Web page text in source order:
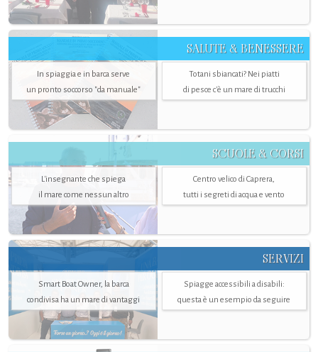
SALUTE & BENESSERE
In spiaggia e in barca serve
un pronto soccorso "da manuale"
Totani sbiancati? Nei piatti
di pesce c'è un mare di trucchi
SCUOLE & CORSI
L'insegnante che spiega
il mare come nessun altro
Centro velico di Caprera,
tutti i segreti di acqua e vento
SERVIZI
Smart Boat Owner, la barca
condivisa ha un mare di vantaggi
Spiagge accessibili a disabili:
questa è un esempio da seguire